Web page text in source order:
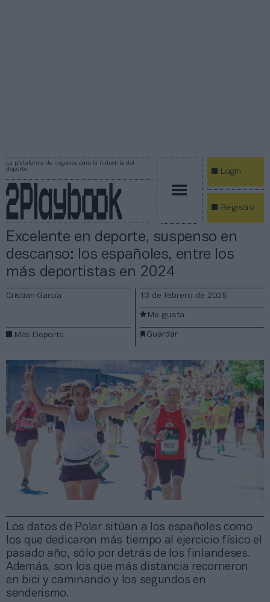
La plataforma de negocios para la industria del
deporte
Login
Registro
Excelente en deporte, suspenso en
descanso: los españoles, entre los
más deportistas en 2024
Los datos de Polar sitúan a los españoles como
los que dedicaron más tiempo al ejercicio físico el
pasado año, sólo por detrás de los finlandeses.
Además, son los que más distancia recorrieron
en bici y caminando y los segundos en
senderismo.
Cristian García
Más Deporte
13 de febrero de 2025
Guardar
Me gusta